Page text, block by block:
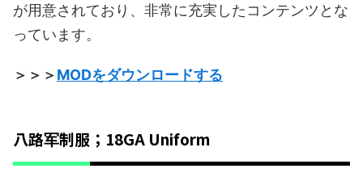
が用意されており、非常に充実したコンテンツとな
っています。
＞＞＞MODをダウンロードする
八路军制服；18GA Uniform